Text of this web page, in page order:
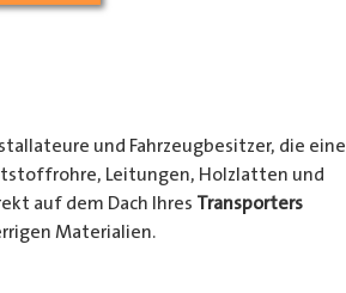
und Fahrzeugbesitzer, die eine
Leitungen, Holzlatten und
auf dem Dach Ihres Transporters
Materialien.